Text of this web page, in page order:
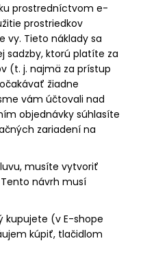
prostredníctvom e-
prostriedkov
vy. Tieto náklady sa
sadzby, ktorú platíte za
(t. j. najmä za prístup
žiadne
vám účtovali nad
objednávky súhlasíte
zariadení na
musíte vytvoriť
návrh musí
kupujete (v E-shope
kúpiť, tlačidlom